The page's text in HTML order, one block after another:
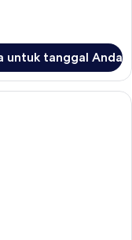
untuk tanggal Anda
Duplex River View |